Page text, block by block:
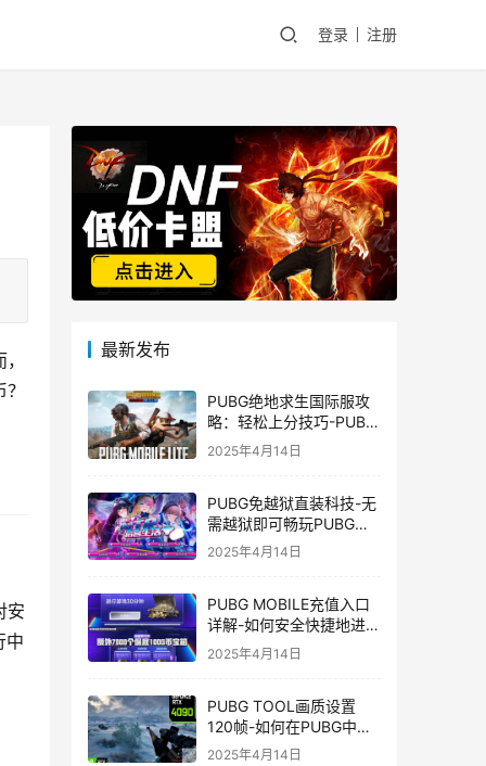
登录 注册
安
中
最新发布
PUBG绝地求生国际服攻
略：轻松上分技巧-PUBG
绝地求生国际服新手入门
2025年4月14日
PUBG免越狱直装科技-无
需越狱即可畅玩PUBG的
安装技巧
2025年4月14日
PUBG MOBILE充值入口
详解-如何安全快捷地进行
PUBG MOBILE充值
2025年4月14日
PUBG TOOL画质设置
120帧-如何在PUBG中使
用PUBG TOOL实现120
2025年4月14日